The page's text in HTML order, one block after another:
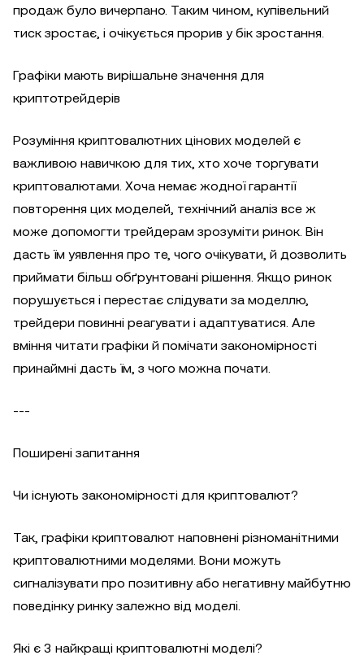
продаж було вичерпано. Таким чином, купівельний
тиск зростає, і очікується прорив у бік зростання.
Графіки мають вирішальне значення для
криптотрейдерів
Розуміння криптовалютних цінових моделей є
важливою навичкою для тих, хто хоче торгувати
криптовалютами. Хоча немає жодної гарантії
повторення цих моделей, технічний аналіз все ж
може допомогти трейдерам зрозуміти ринок. Він
дасть їм уявлення про те, чого очікувати, й дозволить
приймати більш обґрунтовані рішення. Якщо ринок
порушується і перестає слідувати за моделлю,
трейдери повинні реагувати і адаптуватися. Але
вміння читати графіки й помічати закономірності
принаймні дасть їм, з чого можна почати.
---
Поширені запитання
Чи існують закономірності для криптовалют?
Так, графіки криптовалют наповнені різноманітними
криптовалютними моделями. Вони можуть
сигналізувати про позитивну або негативну майбутню
поведінку ринку залежно від моделі.
Які є 3 найкращі криптовалютні моделі?